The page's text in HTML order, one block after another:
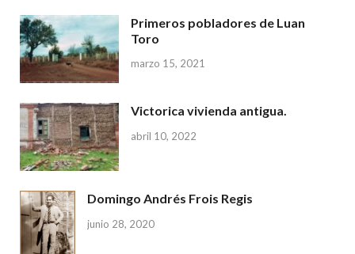
Primeros pobladores de Luan
Toro
marzo 15, 2021
Victorica vivienda antigua.
abril 10, 2022
Domingo Andrés Frois Regis
junio 28, 2020